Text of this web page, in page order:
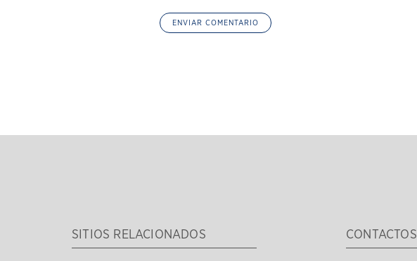
SITIOS RELACIONADOS CONTACTOS